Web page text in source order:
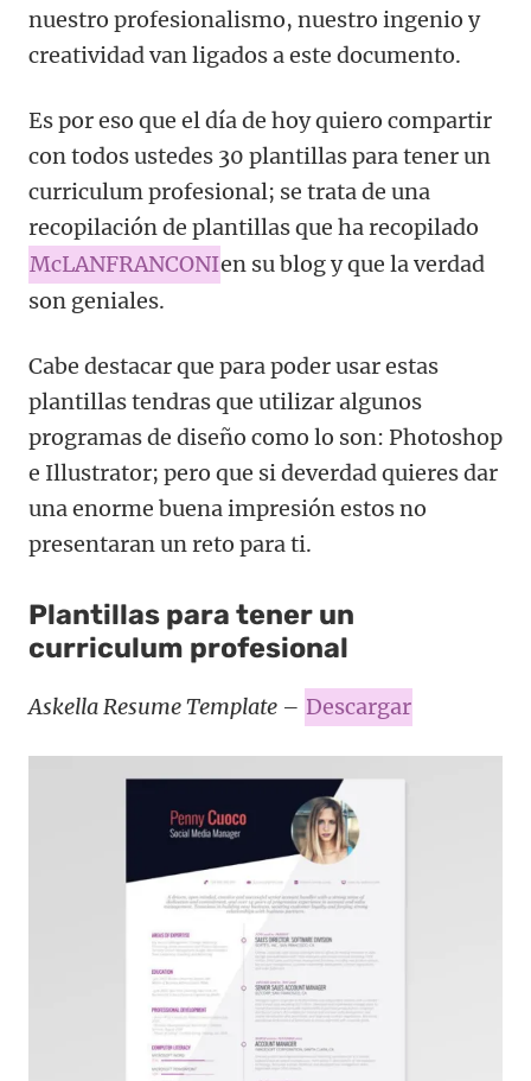
nuestro profesionalismo, nuestro ingenio y
creatividad van ligados a este documento.
Es por eso que el día de hoy quiero compartir
con todos ustedes 30 plantillas para tener un
curriculum profesional; se trata de una
recopilación de plantillas que ha recopilado
McLANFRANCONIen su blog y que la verdad
son geniales.
Cabe destacar que para poder usar estas
plantillas tendras que utilizar algunos
programas de diseño como lo son: Photoshop
e Illustrator; pero que si deverdad quieres dar
una enorme buena impresión estos no
presentaran un reto para ti.
Plantillas para tener un
curriculum profesional
Askella Resume Template – Descargar